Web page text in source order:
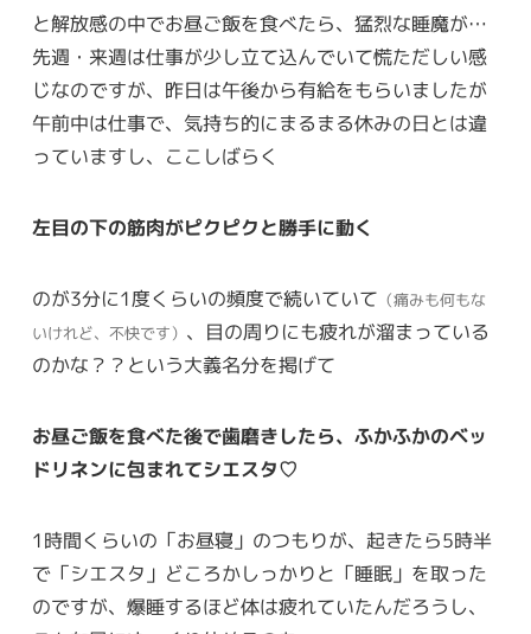
と解放感の中でお昼ご飯を食べたら、猛烈な睡魔が…
先週・来週は仕事が少し立て込んでいて慌ただしい感
じなのですが、昨日は午後から有給をもらいましたが
午前中は仕事で、気持ち的にまるまる休みの日とは違
っていますし、ここしばらく
左目の下の筋肉がピクピクと勝手に動く
のが3分に1度くらいの頻度で続いていて （痛みも何もな
いけれど、不快です） 、目の周りにも疲れが溜まっている
のかな？？という大義名分を掲げて
お昼ご飯を食べた後で歯磨きしたら、ふかふかのベッ
ドリネンに包まれてシエスタ♡
1時間くらいの「お昼寝」のつもりが、起きたら5時半
で「シエスタ」どころかしっかりと「睡眠」を取った
のですが、爆睡するほど体は疲れていたんだろうし、